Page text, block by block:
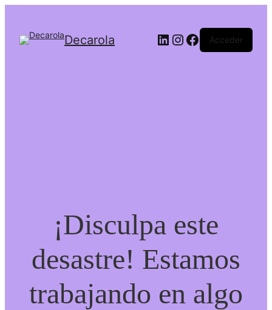
Decarola Acceder
¡Disculpa este
desastre! Estamos
trabajando en algo